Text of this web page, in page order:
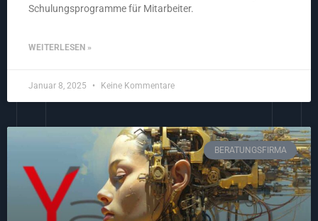
Schulungsprogramme für Mitarbeiter.
WEITERLESEN »
Januar 8, 2025 Keine Kommentare
BERATUNGSFIRMA